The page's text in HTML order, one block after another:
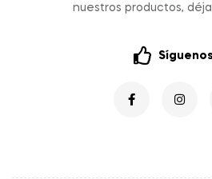
nuestros productos,